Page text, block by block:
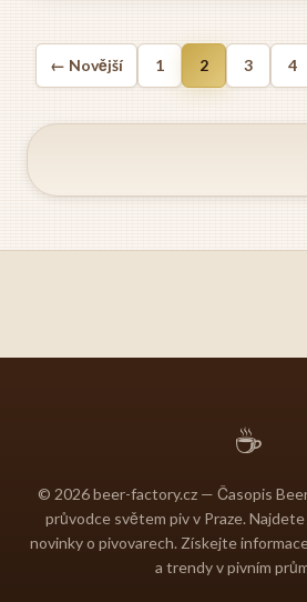
← Novější 1 2 3 4
☕
© 2026 beer-factory.cz — Časopis
průvodce světem piv v Praze. Najdete
novinky o pivovarech. Získejte
a trendy v pivním